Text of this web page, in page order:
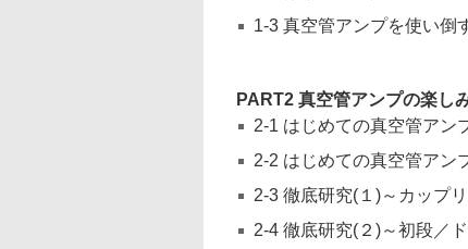
1-3 真空管アンプを使い倒
PART2 真空管アンプの楽し
2-1 はじめての真空管アン
2-2 はじめての真空管アン
2-3 徹底研究(１)～カップ
2-4 徹底研究(２)～初段／